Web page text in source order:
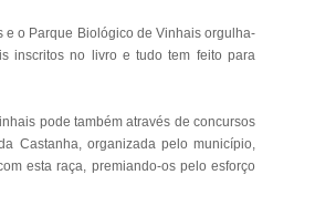
o Parque Biológico de Vinhais orgulha-
inscritos no livro e tudo tem feito para
pode também através de concursos
Castanha, organizada pelo município,
esta raça, premiando-os pelo esforço